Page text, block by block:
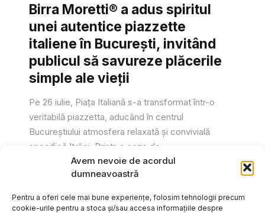
Avem nevoie de acordul
dumneavoastră
Pentru a oferi cele mai bune experiențe, folosim tehnologii precum
cookie-urile pentru a stoca și/sau accesa informațiile despre
Birra Moretti® a adus spiritul
unei autentice piazzette
italiene în București, invitând
publicul să savureze plăcerile
simple ale vieții
Pe 26 iulie, Piața Italiană s-a transformat într-o
veritabilă piazzetta, aducând în centrul
Bucureștiului atmosfera relaxată și convivială
specifică Italiei. Printr-o serie de...
Gabriel Barliga